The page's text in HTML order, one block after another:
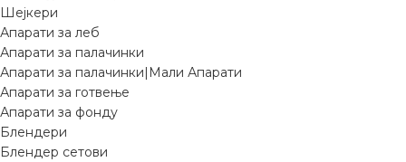
Шејкери
Апарати за леб
Апарати за палачинки
Апарати за палачинки|Мали Апарати
Апарати за готвење
Апарати за фонду
Блендери
Блендер сетови